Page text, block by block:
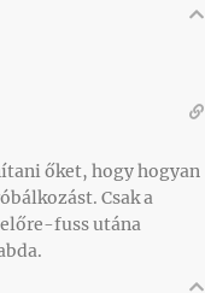
őket, hogy hogyan
Csak a
fuss utána